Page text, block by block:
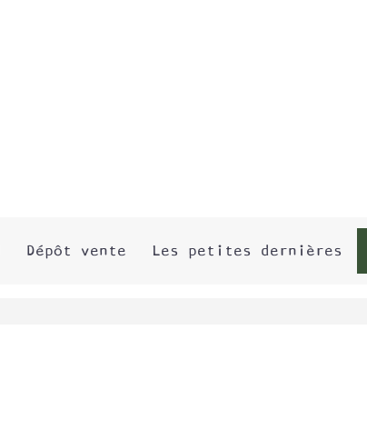
Dépôt vente Les petites dernières